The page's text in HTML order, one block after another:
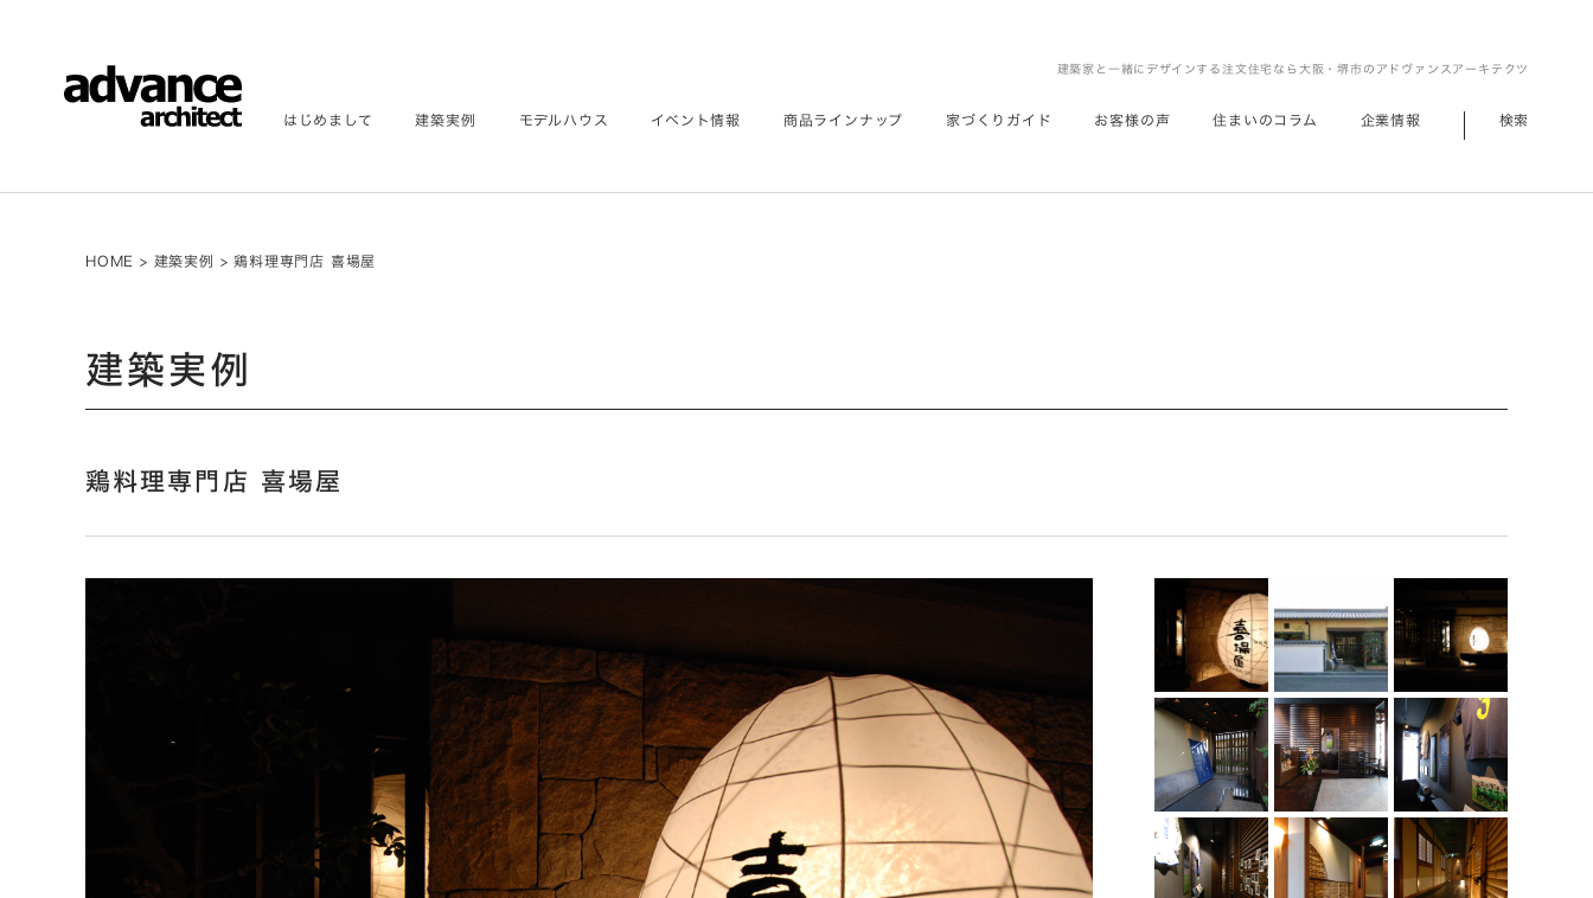
建築家と一緒にデザインする注文住宅なら大阪・堺市のアドヴァンスアーキテクツ
はじめまして 建築実例 モデルハウス イベント情報 商品ラインナップ 家づくりガイド お客様の声 住まいのコラム 企業情報 検索
HOME > 建築実例 >鶏料理専門店 喜場屋
建築実例
鶏料理専門店 喜場屋